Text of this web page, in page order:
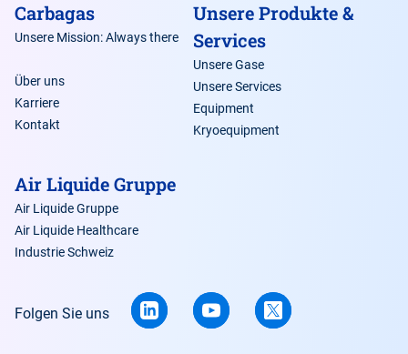
Carbagas
Unsere Mission: Always there
Über uns
Karriere
Kontakt
Unsere Produkte &
Services
Unsere Gase
Unsere Services
Equipment
Kryoequipment
Air Liquide Gruppe
Air Liquide Gruppe
Air Liquide Healthcare
Industrie Schweiz
Folgen Sie uns